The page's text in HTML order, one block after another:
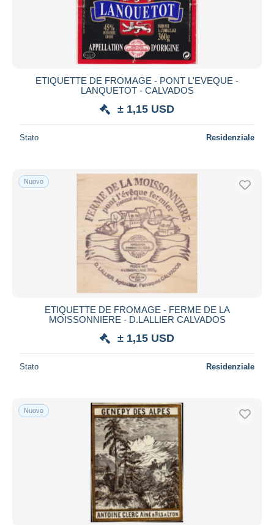
ETIQUETTE DE FROMAGE - PONT L'EVEQUE -
LANQUETOT - CALVADOS
± 1,15 USD
Stato Residenziale
Nuovo
ETIQUETTE DE FROMAGE - FERME DE LA
MOISSONNIERE - D.LALLIER CALVADOS
± 1,15 USD
Stato Residenziale
Nuovo